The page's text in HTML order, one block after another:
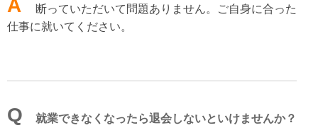
A
断っていただいて問題ありません。ご自身に合った
仕事に就いてください。
Q 就業できなくなったら退会しないといけませんか？